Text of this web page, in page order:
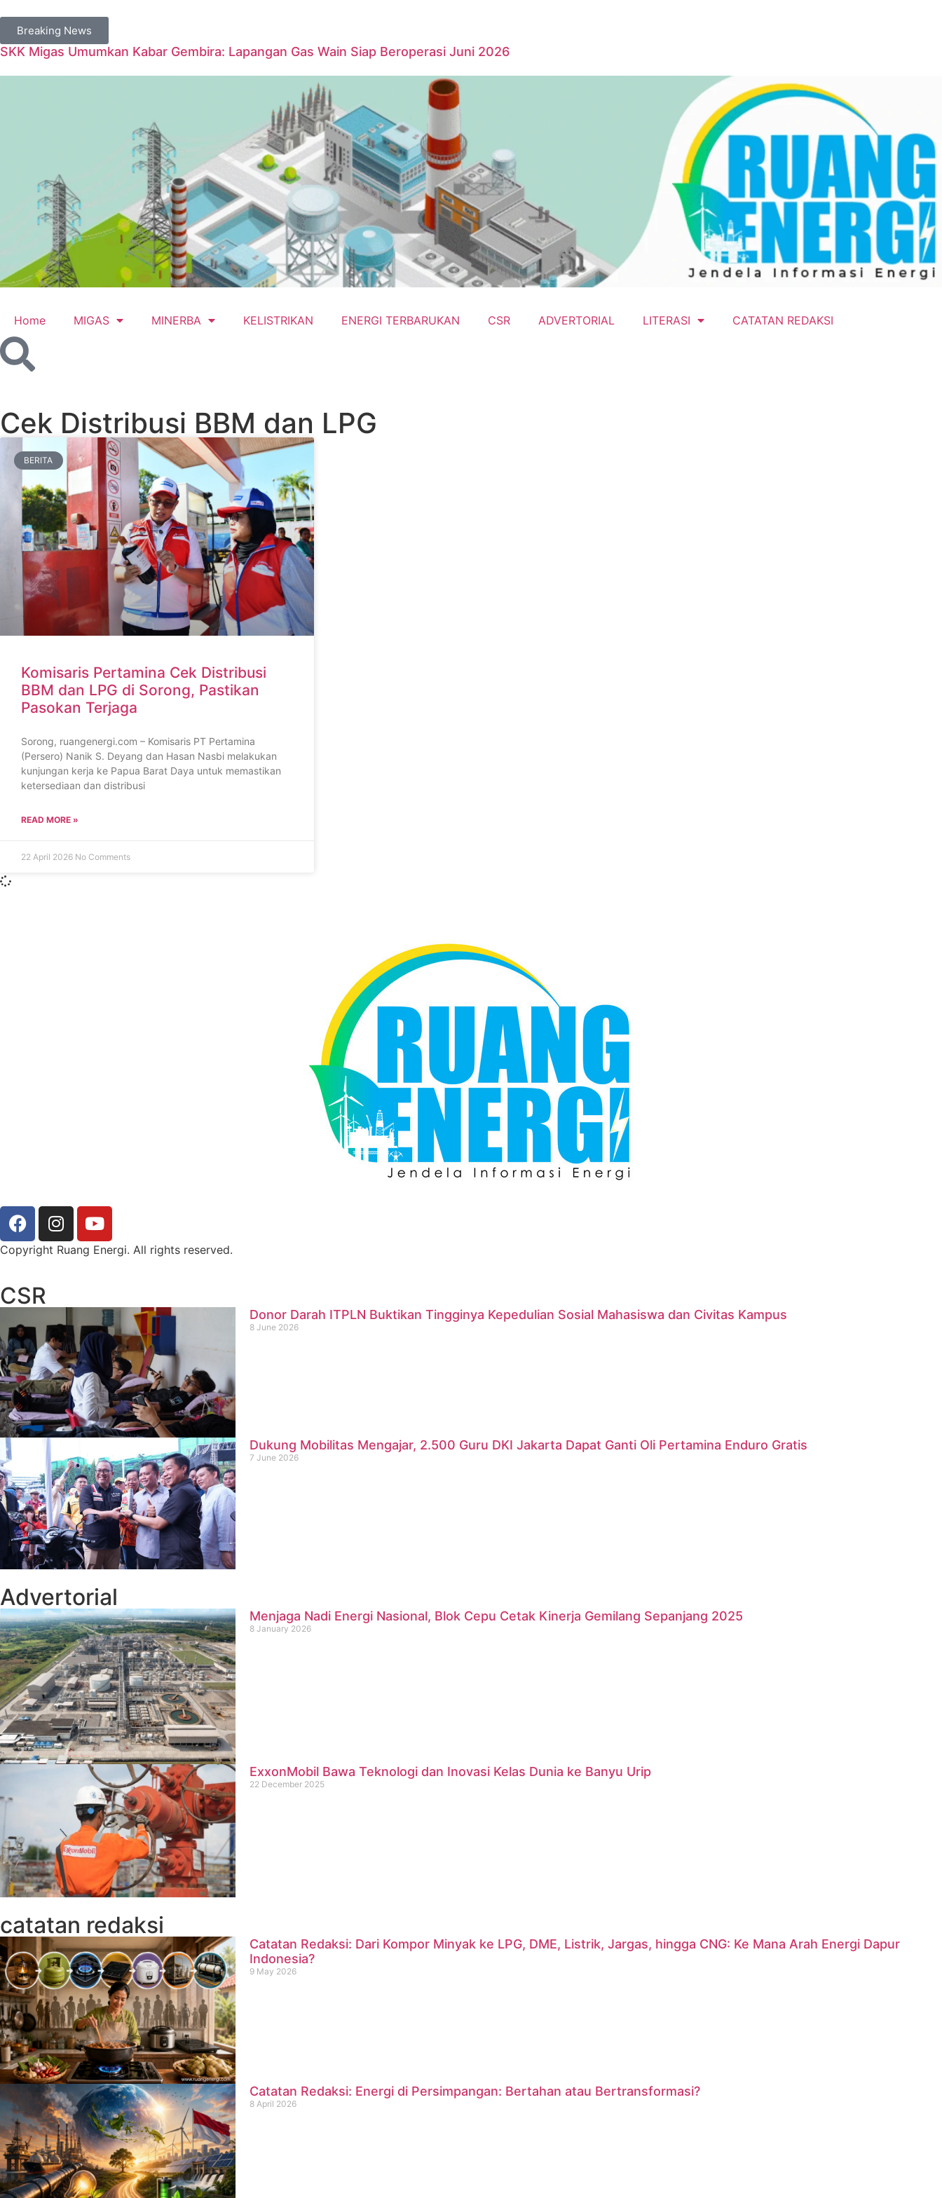
Breaking News
SKK Migas Umumkan Kabar Gembira: Lapangan Gas Wain Siap Beroperasi Juni 2026
Home MIGAS MINERBA KELISTRIKAN ENERGI TERBARUKAN CSR ADVERTORIAL LITERASI CATATAN REDAKSI
Cek Distribusi BBM dan LPG
BERITA
Komisaris Pertamina Cek Distribusi
BBM dan LPG di Sorong, Pastikan
Pasokan Terjaga
Sorong, ruangenergi.com – Komisaris PT Pertamina
(Persero) Nanik S. Deyang dan Hasan Nasbi melakukan
kunjungan kerja ke Papua Barat Daya untuk memastikan
ketersediaan dan distribusi
READ MORE »
22 April 2026 No Comments
Copyright Ruang Energi. All rights reserved.
CSR
Donor Darah ITPLN Buktikan Tingginya Kepedulian Sosial Mahasiswa dan Civitas Kampus
8 June 2026
Dukung Mobilitas Mengajar, 2.500 Guru DKI Jakarta Dapat Ganti Oli Pertamina Enduro Gratis
7 June 2026
Advertorial
Menjaga Nadi Energi Nasional, Blok Cepu Cetak Kinerja Gemilang Sepanjang 2025
8 January 2026
ExxonMobil Bawa Teknologi dan Inovasi Kelas Dunia ke Banyu Urip
22 December 2025
catatan redaksi
Catatan Redaksi: Dari Kompor Minyak ke LPG, DME, Listrik, Jargas, hingga CNG: Ke Mana Arah Energi Dapur
Indonesia?
9 May 2026
Catatan Redaksi: Energi di Persimpangan: Bertahan atau Bertransformasi?
8 April 2026